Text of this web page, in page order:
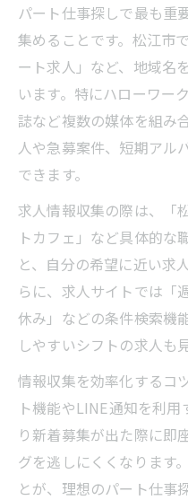
主婦に人気の松江
主婦が注目す
口コミやレビ
ハローワーク
短時間・扶養
希望条件に合う柔
希望シフトが
方
柔軟な勤務時
週3日・短時間
希望条件に近
新着求人を逃さない
松江市パート
る方法
パート仕事探しで最も重
集めることです。松江市
ート求人」など、地域名
います。特にハローワー
誌など複数の媒体を組み
人や急募案件、短期アル
できます。
求人情報収集の際は、「
トカフェ」など具体的な
と、自分の希望に近い求
らに、求人サイトでは「
休み」などの条件検索機
しやすいシフトの求人も
情報収集を効率化するコ
ト機能やLINE通知を利
り新着募集が出た際に即
グを逃しにくくなります
とが、理想のパート仕事